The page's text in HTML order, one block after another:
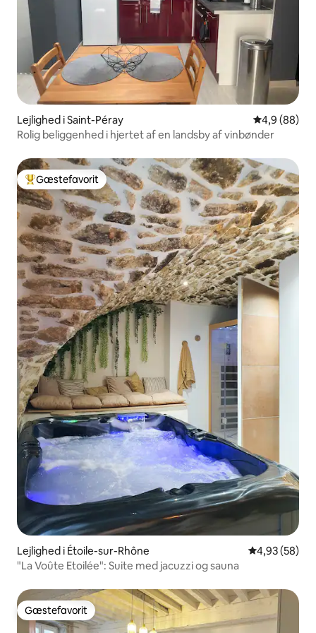
Lejlighed i Saint-Péray 4,9 ud af 5 i
4,9 (88)
Rolig beliggenhed i hjertet af en landsby af vinbønder
Bedste gæstefavorit
Gæstefavorit
Lejlighed i Étoile-sur-Rhône 4,93 ud af 5 i
4,93 (58)
"La Voûte Etoilée": Suite med jacuzzi og sauna
Gæstefavorit
Gæstefavorit